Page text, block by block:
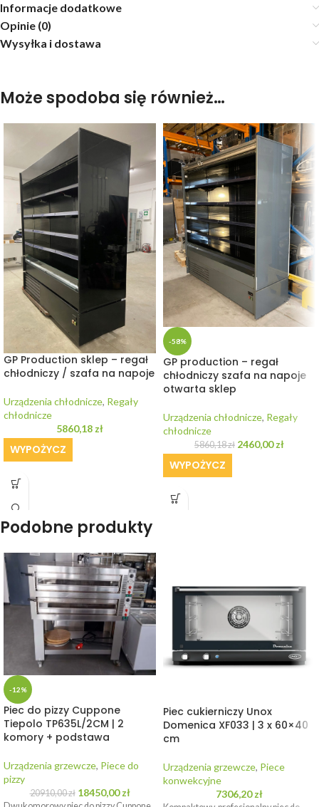
Informacje dodatkowe
Opinie (0)
Wysyłka i dostawa
Może spodoba się również…
GP Production sklep – regał
chłodniczy / szafa na napoje
Urządzenia chłodnicze, Regały
chłodnicze
5860,18 zł
WYPOŻYCZ
-58%
GP production – regał
chłodniczy szafa na napoje
otwarta sklep
Urządzenia chłodnicze, Regały
chłodnicze
5860,18zł 2460,00zł
WYPOŻYCZ
Podobne produkty
-12%
Piec do pizzy Cuppone
Tiepolo TP635L/2CM | 2
komory + podstawa
Urządzenia grzewcze, Piece do
pizzy
20910,00zł 18450,00zł
Piec cukierniczy Unox
Domenica XF033 | 3 x 60×40
cm
Urządzenia grzewcze, Piece
konwekcyjne
7306,20zł